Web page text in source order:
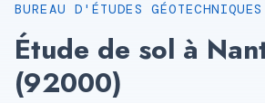
BUREAU D'ÉTUDES GÉOTECHNIQUES
Étude de sol à
(92000)